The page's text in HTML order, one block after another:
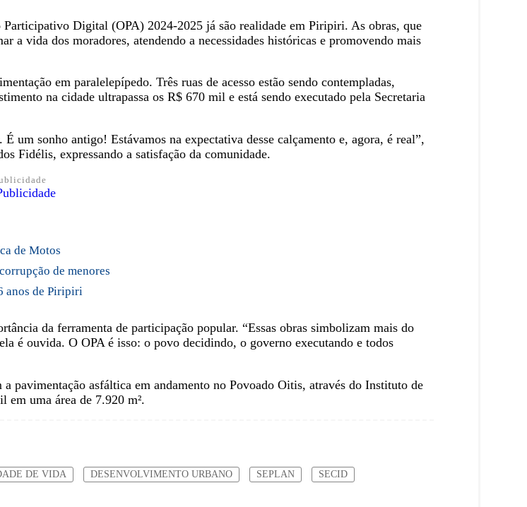
Digital (OPA) 2024-2025 já são realidade em Piripiri. As obras, que
a vida dos moradores, atendendo a necessidades históricas e promovendo mais
em paralelepípedo. Três ruas de acesso estão sendo contempladas,
na cidade ultrapassa os R$ 670 mil e está sendo executado pela Secretaria
um sonho antigo! Estávamos na expectativa desse calçamento e, agora, é real”,
Fidélis, expressando a satisfação da comunidade.
de Motos
de menores
anos de Piripiri
da ferramenta de participação popular. “Essas obras simbolizam mais do
é ouvida. O OPA é isso: o povo decidindo, o governo executando e todos
pavimentação asfáltica em andamento no Povoado Oitis, através do Instituto de
uma área de 7.920 m².
DE VIDA DESENVOLVIMENTO URBANO SEPLAN SECID